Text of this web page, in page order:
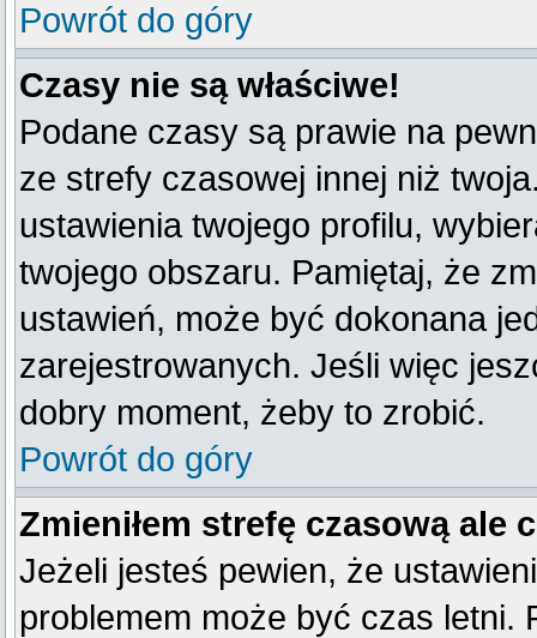
Powrót do góry
Czasy nie są właściwe!
Podane czasy są prawie na
ze strefy czasowej innej niż
ustawienia twojego profilu,
twojego obszaru. Pamiętaj, że
ustawień, może być dokonana
zarejestrowanych. Jeśli więc
dobry moment, żeby to zrobić.
Powrót do góry
Zmieniłem strefę czasową ale
Jeżeli jesteś pewien, że
problemem może być czas letni.